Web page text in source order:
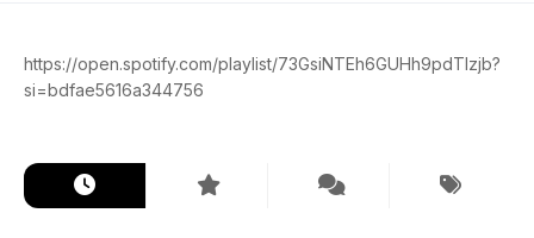
https://open.spotify.com/playlist/73GsiNTEh6GUHh9pdTlzjb?
si=bdfae5616a344756